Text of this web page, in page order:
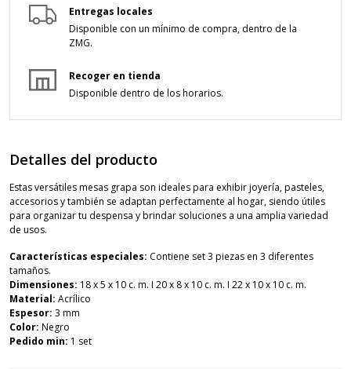
Entregas locales
Disponible con un mínimo de compra, dentro de la
ZMG.
Recoger en tienda
Disponible dentro de los horarios.
Detalles del producto
Estas versátiles mesas grapa son ideales para exhibir joyería, pasteles,
accesorios y también se adaptan perfectamente al hogar, siendo útiles
para organizar tu despensa y brindar soluciones a una amplia variedad
de usos.
Características especiales: Contiene set 3 piezas en 3 diferentes
tamaños.
Dimensiones: 18 x 5 x 10 c. m. I 20 x 8 x 10 c. m. I 22 x 10 x 10 c. m.
Material: Acrílico
Espesor: 3 mm
Color: Negro
Pedido min: 1 set